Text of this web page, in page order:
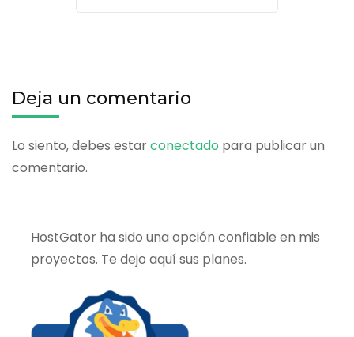
Deja un comentario
Lo siento, debes estarconectado para publicar un
comentario.
HostGator ha sido una opción confiable en mis
proyectos. Te dejo aquí sus planes.